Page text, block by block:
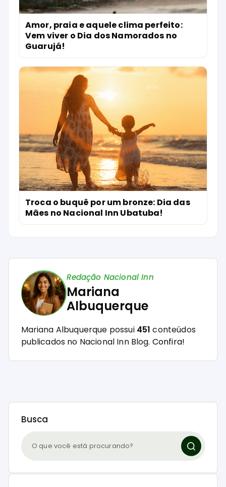
Amor, praia e aquele clima perfeito:
Vem viver o Dia dos Namorados no
Guarujá!
Troca o buquê por um bronze: Dia das
Mães no Nacional Inn Ubatuba!
Redação Nacional Inn
Mariana
Albuquerque
Mariana Albuquerque possui 451 conteúdos
publicados no Nacional Inn Blog. Confira!
Busca